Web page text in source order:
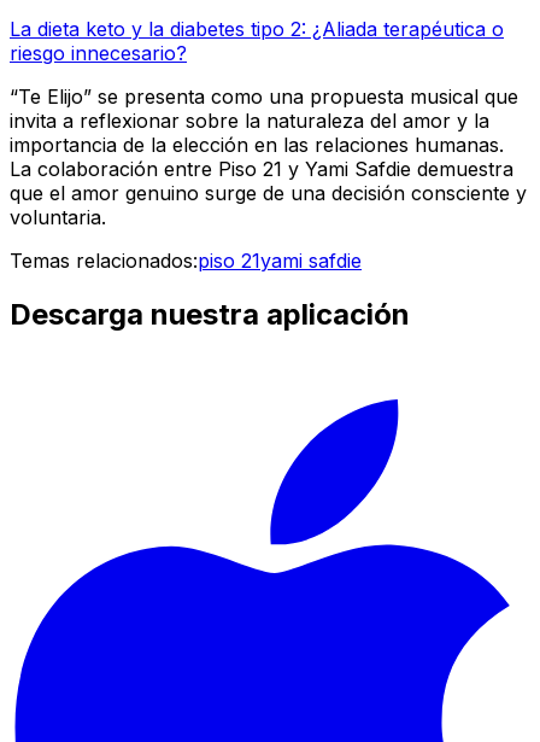
La dieta keto y la diabetes tipo 2: ¿Aliada terapéutica o
riesgo innecesario?
“Te Elijo” se presenta como una propuesta musical que
invita a reflexionar sobre la naturaleza del amor y la
importancia de la elección en las relaciones humanas.
La colaboración entre Piso 21 y Yami Safdie demuestra
que el amor genuino surge de una decisión consciente y
voluntaria.
Temas relacionados:piso 21yami safdie
Descarga nuestra aplicación